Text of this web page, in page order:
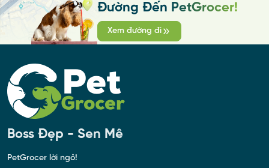
Đường Đến PetGrocer!
Xem đường đi
Boss Đẹp - Sen Mê
PetGrocer lời ngỏ!